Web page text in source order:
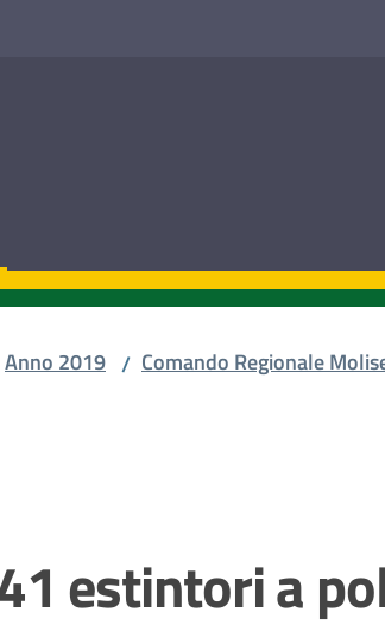
Anno 2019 / Comando Regionale
estintori a